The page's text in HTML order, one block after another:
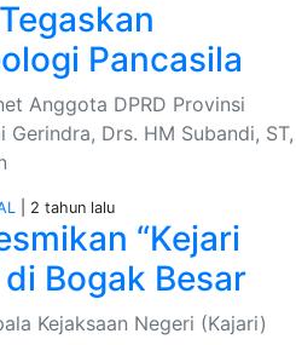
Pancasila
Anggota DPRD Provinsi
Drs. HM Subandi, ST,
| 2 tahun lalu
“Kejari
Bogak Besar
Kejaksaan Negeri (Kajari)